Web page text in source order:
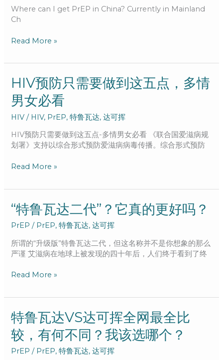
Where can I get PrEP in China? Currently in Mainland
Ch
in
China?
Read More »
HIV预防只需要做到这五点，多情
男女必看
HIV / HIV, PrEP,特鲁瓦达,达可挥
HIV预防只需要做到这五点-多情男女必看 《联合国爱滋病规
划署》支持以综合形式预防爱滋病病毒传播。综合形式预防
HIV
预
防
需
要
做
这
情
男
女
看
Read More »
“特鲁瓦达二代”？它真的更好吗？
PrEP / PrEP,特鲁瓦达,达可挥
所谓的“升级版”特鲁瓦达二代，但这名称并不是你想象的那么
严谨 艾滋病在地球上被发现的四十年后，人们终于看到了终
“特
鲁
瓦
二
代”？
真
更
好
吗？
Read More »
特鲁瓦达VS达可挥全网最全比
较，有何不同？我该选哪个？
PrEP / PrEP,特鲁瓦达,达可挥
特
鲁
瓦
达
VS